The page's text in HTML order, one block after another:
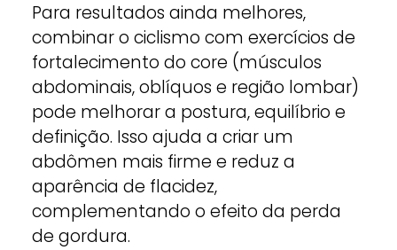
Para resultados ainda melhores,
combinar o ciclismo com exercícios de
fortalecimento do core (músculos
abdominais, oblíquos e região lombar)
pode melhorar a postura, equilíbrio e
definição. Isso ajuda a criar um
abdômen mais firme e reduz a
aparência de flacidez,
complementando o efeito da perda
de gordura.